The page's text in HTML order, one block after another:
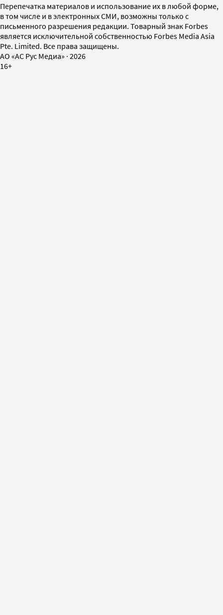
Перепечатка материалов и использование их в любой форме,
в том числе и в электронных СМИ, возможны только с
письменного разрешения редакции. Товарный знак Forbes
является исключительной собственностью Forbes Media Asia
Pte. Limited. Все права защищены.
AO «АС Рус Медиа» · 2026
16+